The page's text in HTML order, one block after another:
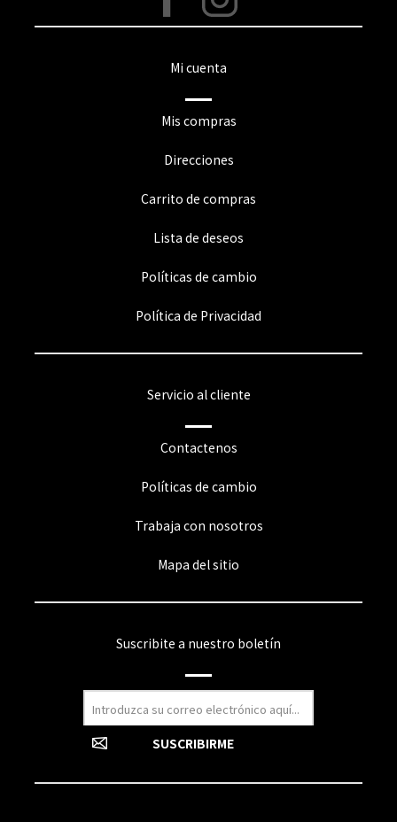
Mi cuenta
Mis compras
Direcciones
Carrito de compras
Lista de deseos
Políticas de cambio
Política de Privacidad
Servicio al cliente
Contactenos
Políticas de cambio
Trabaja con nosotros
Mapa del sitio
Suscribite a nuestro boletín